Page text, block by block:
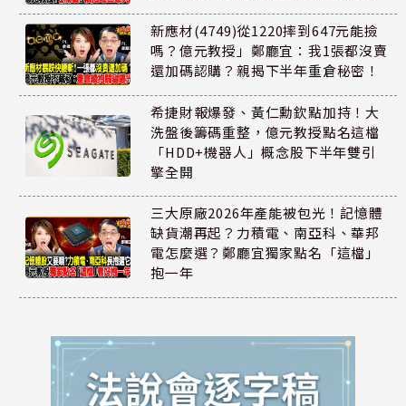
新應材(4749)從1220摔到647元能撿
嗎？億元教授」鄭廳宜：我1張都沒賣
還加碼認購？親揭下半年重倉秘密！
希捷財報爆發、黃仁勳欽點加持！大
洗盤後籌碼重整，億元教授點名這檔
「HDD+機器人」概念股下半年雙引
擎全開
三大原廠2026年產能被包光！記憶體
缺貨潮再起？力積電、南亞科、華邦
電怎麼選？鄭廳宜獨家點名「這檔」
抱一年